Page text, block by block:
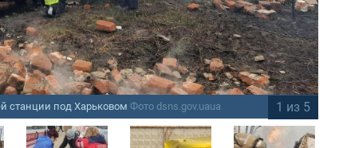
станции под Харьковом Фото dsns.gov.uaua 1 из 5